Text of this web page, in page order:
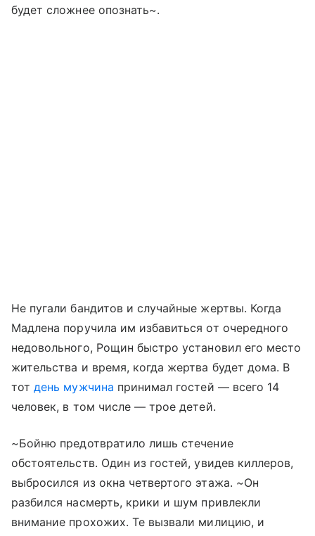
будет сложнее опознать~.
Не пугали бандитов и случайные жертвы. Когда
Мадлена поручила им избавиться от очередного
недовольного, Рощин быстро установил его место
жительства и время, когда жертва будет дома. В
тотдень мужчина принимал гостей — всего 14
человек, в том числе — трое детей.
~Бойню предотвратило лишь стечение
обстоятельств. Один из гостей, увидев киллеров,
выбросился из окна четвертого этажа. ~Он
разбился насмерть, крики и шум привлекли
внимание прохожих. Те вызвали милицию, и